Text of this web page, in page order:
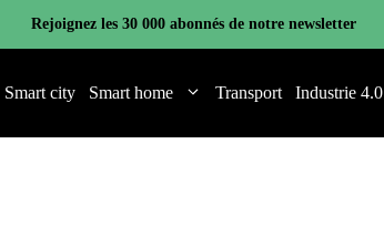
Rejoignez les 30 000 abonnés de notre newsletter
Smart city Smart home Transport Industrie 4.0